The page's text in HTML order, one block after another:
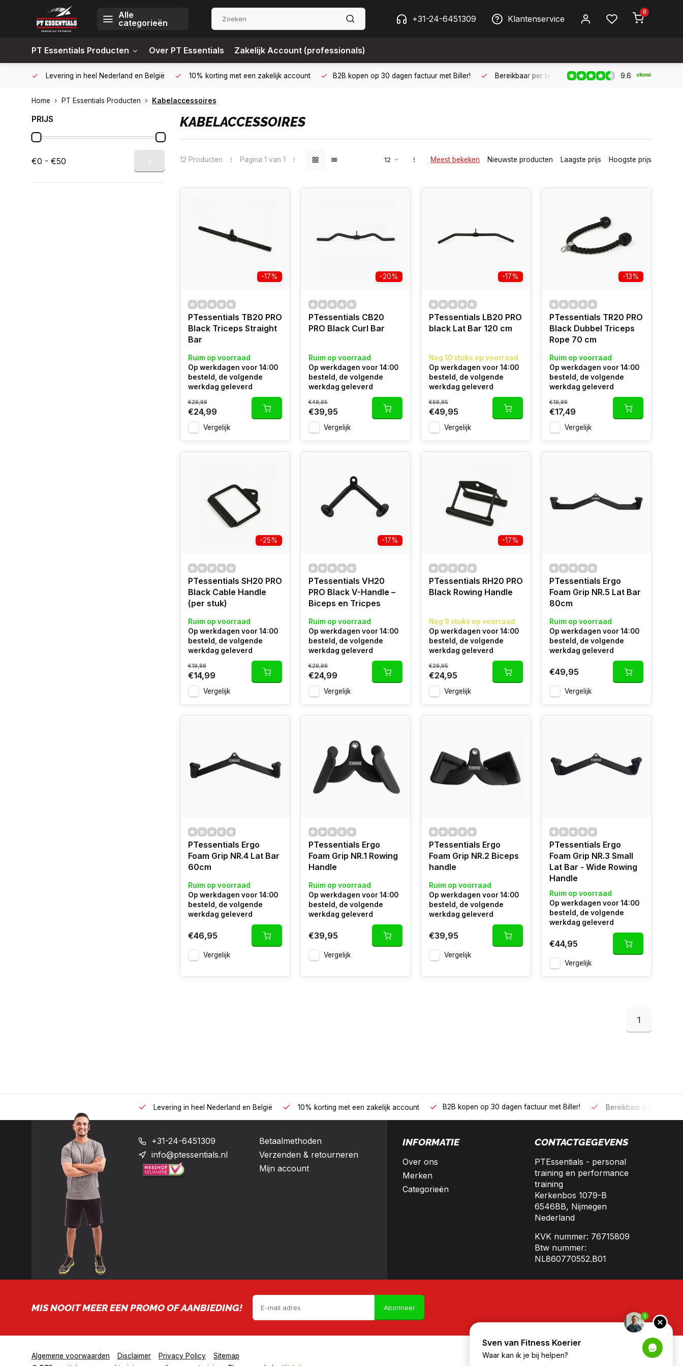
Alle
categorieën
+31-24-6451309 Klantenservice
0
PT Essentials Producten Over PT Essentials Zakelijk Account (professionals)
Levering in heel Nederland en België 10% korting met een zakelijk account B2B kopen op 30 dagen factuur met Biller! Bereikbaar per telefoon op werkdagen van 09:00 tot
9.6
Home PT Essentials Producten Kabelaccessoires
PRIJS
€0 - €50
KABELACCESSOIRES
12 Producten Pagina 1 van 1 Meest bekeken Nieuwste producten Laagste prijs Hoogste prijs
-17%
PTessentials TB20 PRO
Black Triceps Straight
Bar
Ruim op voorraad
Op werkdagen voor 14:00
besteld, de volgende
werkdag geleverd
€29,99
€24,99
Vergelijk
-20%
PTessentials CB20
PRO Black Curl Bar
Ruim op voorraad
Op werkdagen voor 14:00
besteld, de volgende
werkdag geleverd
€49,95
€39,95
Vergelijk
-17%
PTessentials LB20 PRO
black Lat Bar 120 cm
Nog 10 stuks op voorraad
Op werkdagen voor 14:00
besteld, de volgende
werkdag geleverd
€59,95
€49,95
Vergelijk
-13%
PTessentials TR20 PRO
Black Dubbel Triceps
Rope 70 cm
Ruim op voorraad
Op werkdagen voor 14:00
besteld, de volgende
werkdag geleverd
€19,99
€17,49
Vergelijk
-25%
PTessentials SH20 PRO
Black Cable Handle
(per stuk)
Ruim op voorraad
Op werkdagen voor 14:00
besteld, de volgende
werkdag geleverd
€19,99
€14,99
Vergelijk
-17%
PTessentials VH20
PRO Black V-Handle –
Biceps en Tricpes
Ruim op voorraad
Op werkdagen voor 14:00
besteld, de volgende
werkdag geleverd
€29,99
€24,99
Vergelijk
-17%
PTessentials RH20 PRO
Black Rowing Handle
Nog 9 stuks op voorraad
Op werkdagen voor 14:00
besteld, de volgende
werkdag geleverd
€29,95
€24,95
Vergelijk
PTessentials Ergo
Foam Grip NR.5 Lat Bar
80cm
Ruim op voorraad
Op werkdagen voor 14:00
besteld, de volgende
werkdag geleverd
€49,95
Vergelijk
PTessentials Ergo
Foam Grip NR.4 Lat Bar
60cm
Ruim op voorraad
Op werkdagen voor 14:00
besteld, de volgende
werkdag geleverd
€46,95
Vergelijk
PTessentials Ergo
Foam Grip NR.1 Rowing
Handle
Ruim op voorraad
Op werkdagen voor 14:00
besteld, de volgende
werkdag geleverd
€39,95
Vergelijk
PTessentials Ergo
Foam Grip NR.2 Biceps
handle
Ruim op voorraad
Op werkdagen voor 14:00
besteld, de volgende
werkdag geleverd
€39,95
Vergelijk
PTessentials Ergo
Foam Grip NR.3 Small
Lat Bar - Wide Rowing
Handle
Ruim op voorraad
Op werkdagen voor 14:00
besteld, de volgende
werkdag geleverd
€44,95
Vergelijk
1
Levering in heel Nederland en België 10% korting met een zakelijk account B2B kopen op 30 dagen factuur met Biller! Bereikbaar per
+31-24-6451309
info@ptessentials.nl
Betaalmethoden
Verzenden & retourneren
Mijn account
INFORMATIE
Over ons
Merken
Categorieën
CONTACTGEGEVENS
PTEssentials - personal
training en performance
training
Kerkenbos 1079-B
6546BB, Nijmegen
Nederland
KVK nummer: 76715809
Btw nummer:
NL860770552.B01
MIS NOOIT MEER EEN PROMO OF AANBIEDING! Abonneer
Algemene voorwaarden Disclaimer Privacy Policy
Sitemap
1
Sven van Fitness Koerier
Waar kan ik je bij helpen?